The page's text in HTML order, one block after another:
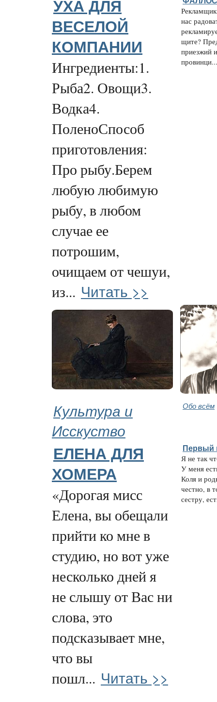
УХА ДЛЯ
ВЕСЕЛОЙ
КОМПАНИИ
Ингредиенты:1.
Рыба2. Овощи3.
Водка4.
ПоленоСпособ
приготовления:
Про рыбу.Берем
любую любимую
рыбу, в любом
случае ее
потрошим,
очищаем от чешуи,
из... Читать >>
нас
щите?
приезжий
провинци...
Культура и
Исскуство
Обо всём
ЕЛЕНА ДЛЯ
ХОМЕРА
«Дорогая мисс
Елена, вы обещали
прийти ко мне в
студию, но вот уже
несколько дней я
не слышу от Вас ни
слова, это
подсказывает мне,
что вы
пошл... Читать >>
Первый
Я не так
У меня
Коля и
честно, в
сестру,